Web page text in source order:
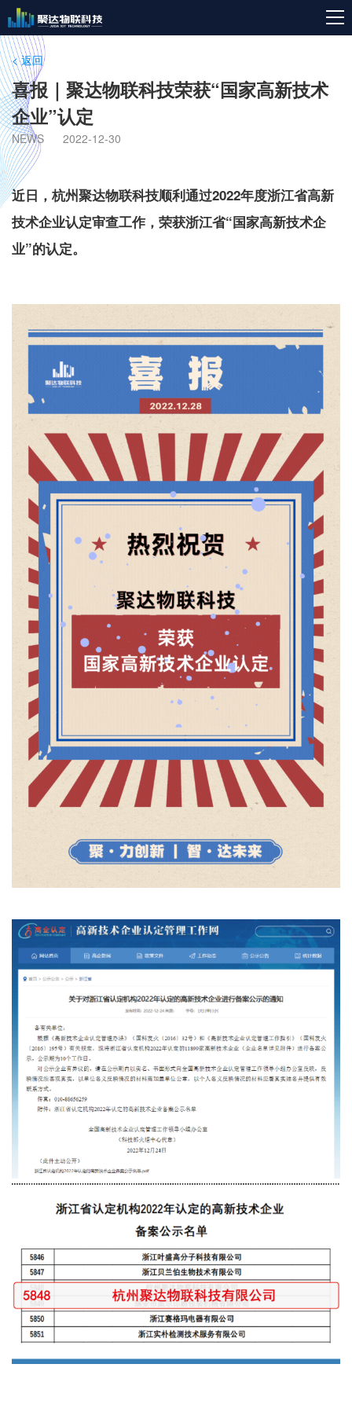
< 返回
喜报｜聚达物联科技荣获“国家高新技术
企业”认定
NEWS 2022-12-30
近日， 杭州聚达物联科技顺利通过2022年度浙江省高新
技术企业认定审查工作，荣获浙江省“国家高新技术企
业”的认定。